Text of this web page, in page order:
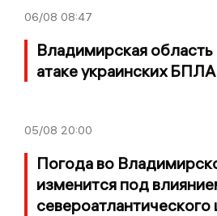
06/08 08:47
Владимирская область
атаке украинских БПЛА
05/08 20:00
Погода во
изменится под
североатлантического